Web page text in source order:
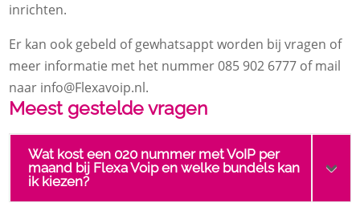
inrichten.​
Er kan ook gebeld of gewhatsappt worden bij vragen of
meer informatie met het nummer 085 902 6777 of mail
naar info@Flexavoip.​nl.​
Meest gestelde vragen
Wat kost een 020 nummer met VoIP per
maand bij Flexa Voip en welke bundels kan
ik kiezen?